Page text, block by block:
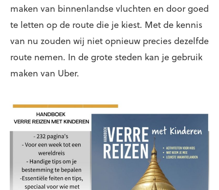
maken van binnenlandse vluchten en door goed
te letten op de route die je kiest. Met de kennis
van nu zouden wij niet opnieuw precies dezelfde
route nemen. In de grote steden kan je gebruik
maken van Uber.